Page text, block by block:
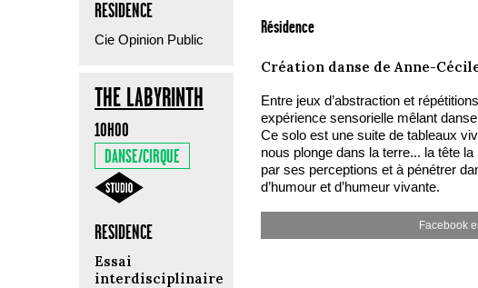
Résidence
Création danse de Anne-
Entre jeux d’abstraction et
expérience sensorielle mêlant
Ce solo est une suite de tableaux
nous plonge dans la terre... la tête
par ses perceptions et à pénétrer
d’humour et d’humeur vivante.
Facebook
RESIDENCE
Cie Opinion Public
THE LABYRINTH
10H00
DANSE/CIRQUE
RESIDENCE
Essai
interdisciplinaire